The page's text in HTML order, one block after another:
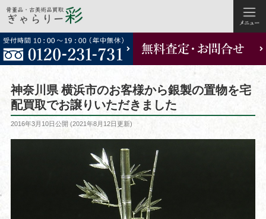
コ
ン
テ
神奈川県 横浜市のお客様から銀製の置物を宅
配買取でお譲りいただきました
投
2016年3月10日公開 (2021年8月12日更新)